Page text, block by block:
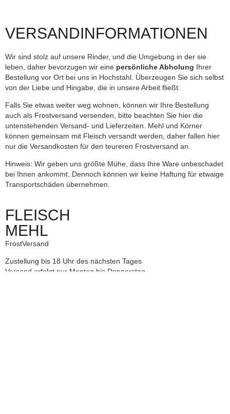
VERSANDINFORMATIONEN
Wir sind stolz auf unsere Rinder, und die Umgebung in der sie
leben, daher bevorzugen wir eine persönliche Abholung Ihrer
Bestellung vor Ort bei uns in Hochstahl. Überzeugen Sie sich selbst
von der Liebe und Hingabe, die in unsere Arbeit fließt.
Falls Sie etwas weiter weg wohnen, können wir Ihre Bestellung
auch als Frostversand versenden, bitte beachten Sie hier die
untenstehenden Versand- und Lieferzeiten. Mehl und Körner
können gemeinsam mit Fleisch versandt werden, daher fallen hier
nur die Versandkosten für den teureren Frostversand an.
Hinweis: Wir geben uns größte Mühe, dass Ihre Ware unbeschadet
bei Ihnen ankommt. Dennoch können wir keine Haftung für etwaige
Transportschäden übernehmen.
FLEISCH
MEHL
FrostVersand
Zustellung bis 18 Uhr des nächsten Tages
Versand erfolgt nur Montag bis Donnerstag